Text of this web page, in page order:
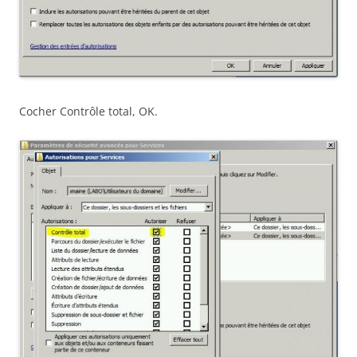
Cocher Contrôle total, OK.